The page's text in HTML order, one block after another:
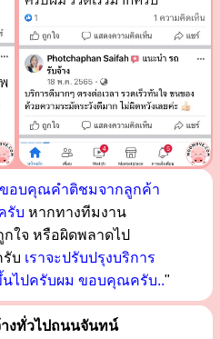
อบคุณคำติชมจากลูกค้า
รับ หากทางทีมงาน
กใจ หรือผิดพลาดไป
บ เราจะปรับปรุงบริการ
นไปครับผม ขอบคุณครับ.."
งทั่วไปถนนจันทน์